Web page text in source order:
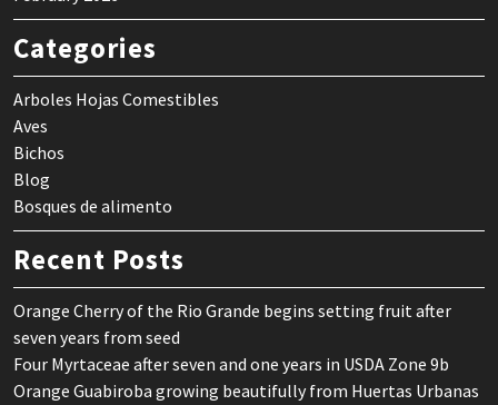
Categories
Arboles Hojas Comestibles
Aves
Bichos
Blog
Bosques de alimento
Recent Posts
Orange Cherry of the Rio Grande begins setting fruit after
seven years from seed
Four Myrtaceae after seven and one years in USDA Zone 9b
Orange Guabiroba growing beautifully from Huertas Urbanas